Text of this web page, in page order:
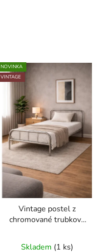
NOVINKA
VINTAGE
Vintage postel z
chromované trubkové
Skladem (1 ks)